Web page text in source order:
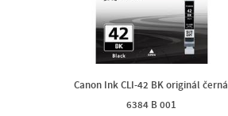
Canon Ink CLI-42 BK originál černá
6384 B 001